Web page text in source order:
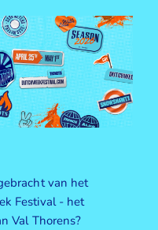
van het
Festival - het
Val Thorens?